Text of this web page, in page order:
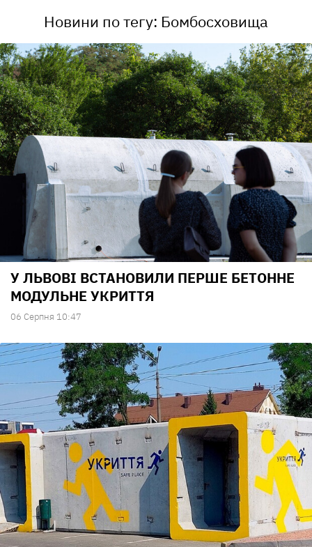
Новини по тегу: Бомбосховища
У ЛЬВОВІ ВСТАНОВИЛИ ПЕРШЕ БЕТОННЕ
МОДУЛЬНЕ УКРИТТЯ
06 Серпня 10:47